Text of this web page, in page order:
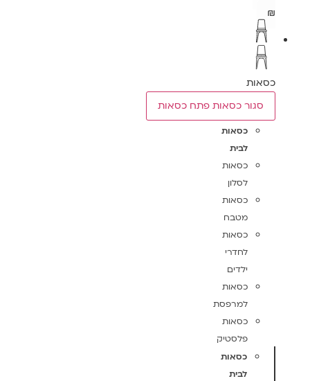
₪
כסאות
סגור כסאות פתח כסאות
כסאות
לבית
כסאות
לסלון
כסאות
מטבח
כסאות
לחדרי
ילדים
כסאות
למרפסת
כסאות
פלסטיק
כסאות
לבית